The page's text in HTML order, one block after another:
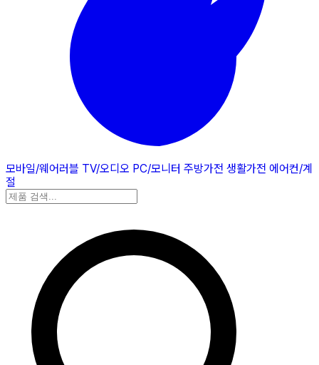
모바일/웨어러블 TV/오디오 PC/모니터 주방가전 생활가전 에어컨/계
절